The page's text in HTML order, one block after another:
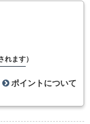
れます）
ポイントについて